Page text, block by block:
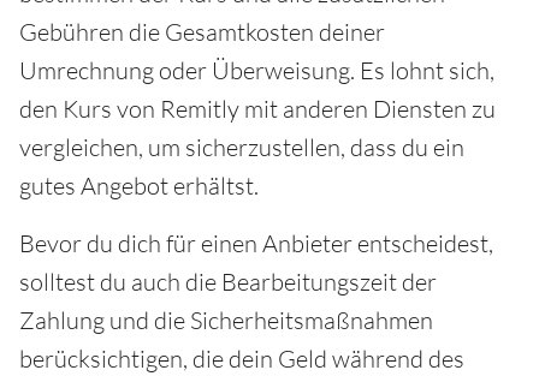
Gebühren die Gesamtkosten deiner
Umrechnung oder Überweisung. Es lohnt sich,
den Kurs von Remitly mit anderen Diensten zu
vergleichen, um sicherzustellen, dass du ein
gutes Angebot erhältst.
Bevor du dich für einen Anbieter entscheidest,
solltest du auch die Bearbeitungszeit der
Zahlung und die Sicherheitsmaßnahmen
berücksichtigen, die dein Geld während des